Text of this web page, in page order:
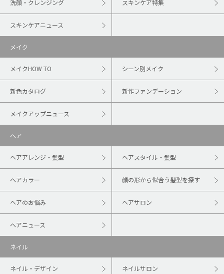
洗顔・クレンジング スキンケア特集
スキンケアニュース
メイク
メイクHOW TO シーン別メイク
新色カタログ 新作ファンデーション
メイクアップニュース
ヘア
ヘアアレンジ・髪型 ヘアスタイル・髪型
ヘアカラー 顔の形から似合う髪型を探す
ヘアのお悩み ヘアサロン
ヘアニュース
ネイル
ネイル・デザイン ネイルサロン